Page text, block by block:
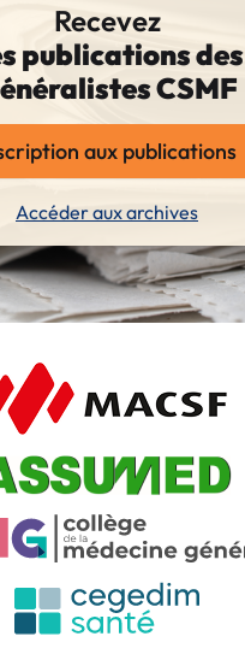
Recevez
publications des
CSMF
aux publications
Accéder aux archives